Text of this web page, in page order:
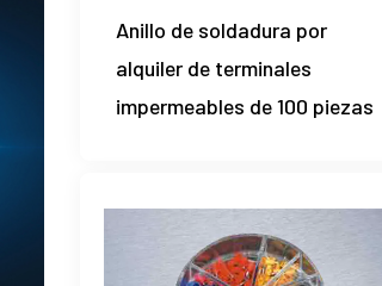
Anillo de soldadura por
alquiler de terminales
impermeables de 100 piezas